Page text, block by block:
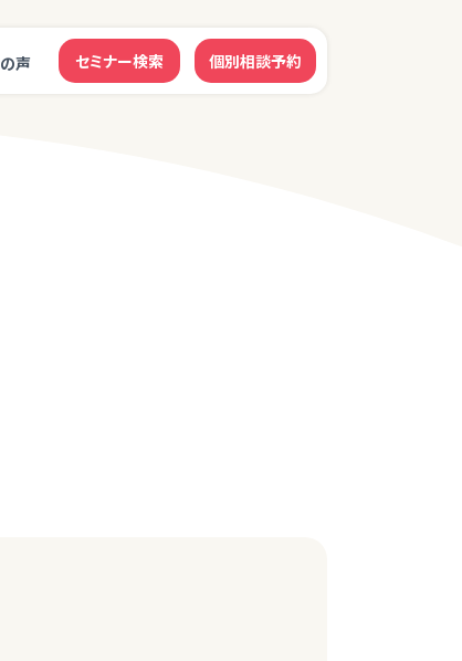
声 セミナー検索 個別相談予約